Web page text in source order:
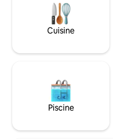
lac et au jardin, planches de
stationnement gratuit et Wi-
acceptés, petits chiens
plus populaire Airbnb suisse. La plupart
d'une heure.
Cuisine
Piscine